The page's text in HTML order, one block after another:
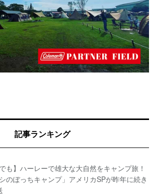
記事ランキング
でも】ハーレーで雄大な大自然をキャンプ旅！
シのぼっちキャンプ」アメリカSPが昨年に続き